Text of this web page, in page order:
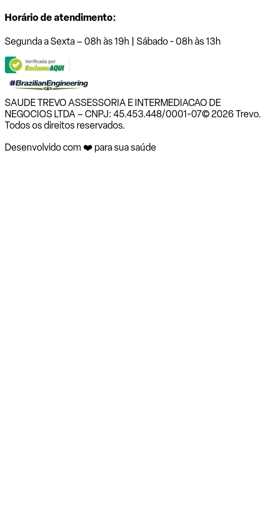
Horário de atendimento:
Segunda a Sexta – 08h às 19h | Sábado - 08h às 13h
SAUDE TREVO ASSESSORIA E INTERMEDIACAO DE
NEGOCIOS LTDA – CNPJ: 45.453.448/0001-07© 2026 Trevo.
Todos os direitos reservados.
Desenvolvido com ❤️ para sua saúde